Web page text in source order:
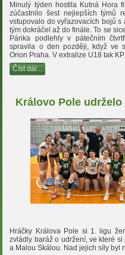
Minulý týden hostila Kutná Hora
zúčastnilo šest nejlepších týmů
vstupovalo do vyřazovacích bojů
tým dokráčel až do finále. To se
Pánka podlehly v pátečním
spravila o den později, když ve
Orion Praha. V extralize U18 tak
Číst dál...
Královo Pole udrželo
Hráčky Králova Pole si 1. ligu
zvládly baráž o udržení, ve které
a Malou Skálou. Nad jejich síly byl